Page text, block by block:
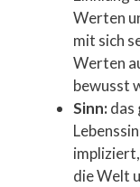
Werten
mit sich
Werten
bewusst
Sinn:das
die Welt